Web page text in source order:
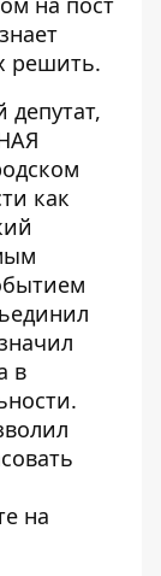
решить.
как
в
на